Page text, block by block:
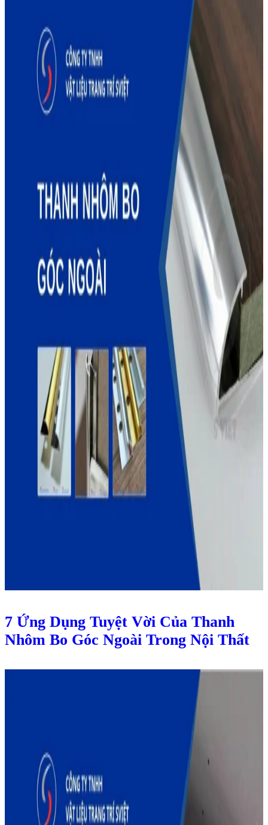
7 Ứng Dụng Tuyệt Vời Của Thanh
Nhôm Bo Góc Ngoài Trong Nội Thất